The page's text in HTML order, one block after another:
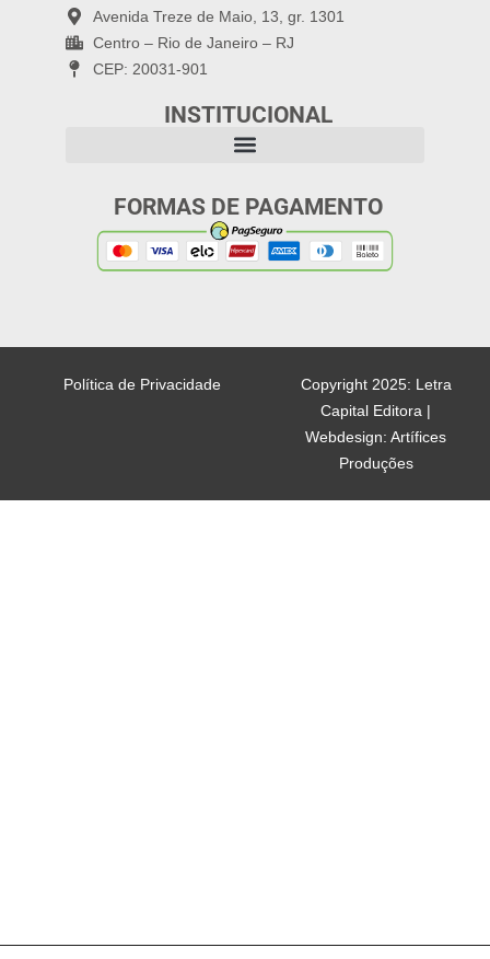
Avenida Treze de Maio, 13, gr. 1301
Centro – Rio de Janeiro – RJ
CEP: 20031-901
INSTITUCIONAL
FORMAS DE PAGAMENTO
Copyright 2025: Letra
Capital Editora |
Webdesign: Artífices
Produções
Política de Privacidade